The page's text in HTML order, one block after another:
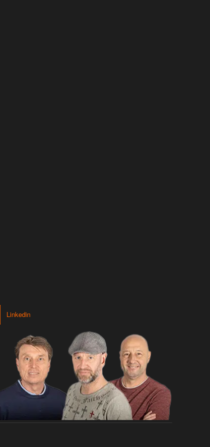
Linkedin